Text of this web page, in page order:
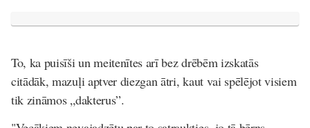
To, ka puisīši un meitenītes arī bez drēbēm izskatās
citādāk, mazuļi aptver diezgan ātri, kaut vai spēlējot visiem
tik zināmos „dakterus”.